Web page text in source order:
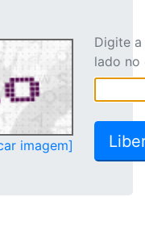
imagem]
Digite
lado no